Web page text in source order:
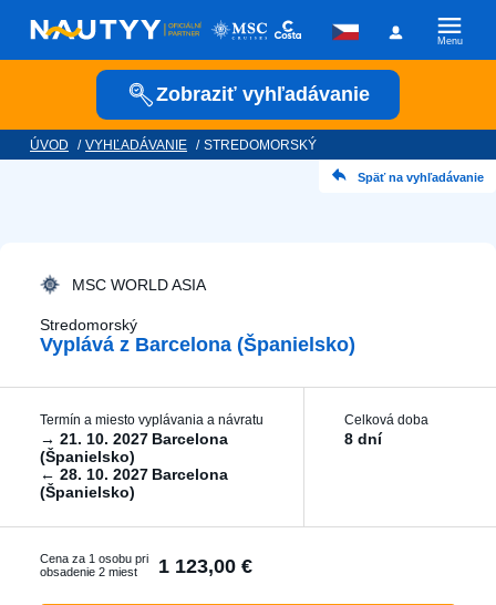
Menu
Zobraziť vyhľadávanie
Plavební společnost
ÚVOD / VYHĽADÁVANIE / STREDOMORSKÝ
Späť na vyhľadávanie
Stredomorský
Vyplává z Barcelona ​​(Španielsko)
MSC WORLD ASIA
Termín a miesto vyplávania a návratu
→ 21. 10. 2027 Barcelona ​​
(Španielsko)
← 28. 10. 2027 Barcelona ​​
(Španielsko)
Celková doba
8 dní
Cena za 1 osobu pri
obsadenie 2 miest
1 123,00 €